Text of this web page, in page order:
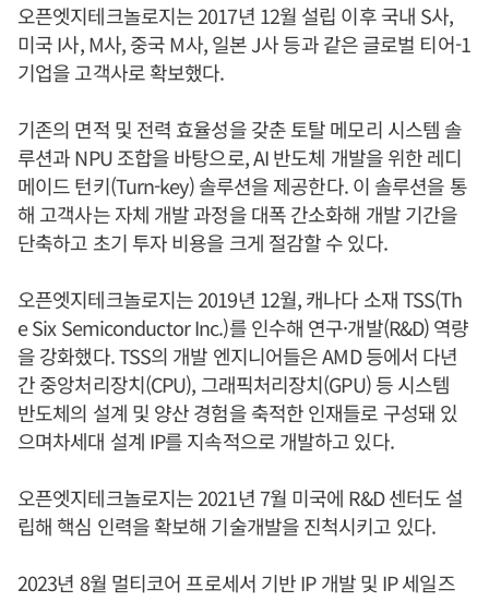
오픈엣지테크놀로지는 2017년 12월 설립 이후 국내 S사,
미국 I사, M사, 중국 M사, 일본 J사 등과 같은 글로벌 티어-1
기업을 고객사로 확보했다.
기존의 면적 및 전력 효율성을 갖춘 토탈 메모리 시스템 솔
루션과 NPU 조합을 바탕으로, AI 반도체 개발을 위한 레디
메이드 턴키(Turn-key) 솔루션을 제공한다. 이 솔루션을 통
해 고객사는 자체 개발 과정을 대폭 간소화해 개발 기간을
단축하고 초기 투자 비용을 크게 절감할 수 있다.
오픈엣지테크놀로지는 2019년 12월, 캐나다 소재 TSS(Th
e Six Semiconductor Inc.)를 인수해 연구·개발(R&D) 역량
을 강화했다. TSS의 개발 엔지니어들은 AMD 등에서 다년
간 중앙처리장치(CPU), 그래픽처리장치(GPU) 등 시스템
반도체의 설계 및 양산 경험을 축적한 인재들로 구성돼 있
으며차세대 설계 IP를 지속적으로 개발하고 있다.
오픈엣지테크놀로지는 2021년 7월 미국에 R&D 센터도 설
립해 핵심 인력을 확보해 기술개발을 진척시키고 있다.
2023년 8월 멀티코어 프로세서 기반 IP 개발 및 IP 세일즈